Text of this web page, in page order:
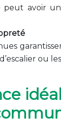
avoir
ou